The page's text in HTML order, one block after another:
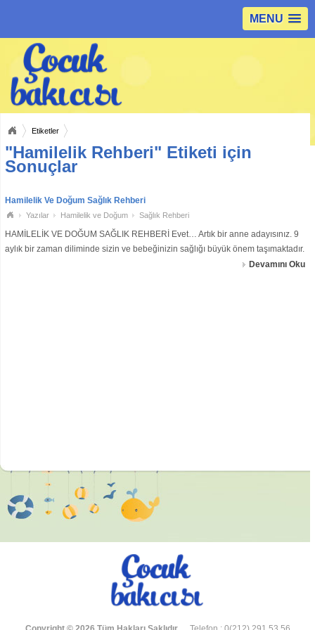
MENU
Etiketler
"Hamilelik Rehberi" Etiketi için
Sonuçlar
Hamilelik Ve Doğum Sağlık Rehberi
Yazılar Hamilelik ve Doğum Sağlık Rehberi
HAMİLELİK VE DOĞUM SAĞLIK REHBERİ Evet… Artık bir anne adayısınız. 9
aylık bir zaman diliminde sizin ve bebeğinizin sağlığı büyük önem taşımaktadır.
Öncelikle bütün bir diş kontrolü yaptırmalıyız. Diş fırçalanmalı ve diş ipiDevamını Oku